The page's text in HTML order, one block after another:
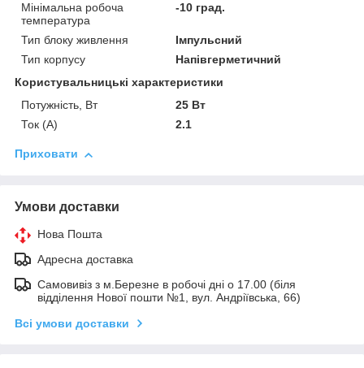
Мінімальна робоча
температура
-10 град.
Тип блоку живлення
Імпульсний
Тип корпусу
Напівгерметичний
Користувальницькі характеристики
Потужність, Вт
25 Вт
Ток (A)
2.1
Приховати
Умови доставки
Нова Пошта
Адресна доставка
Самовивіз з м.Березне в робочі дні о 17.00 (біля
відділення Нової пошти №1, вул. Андріївська, 66)
Всі умови доставки